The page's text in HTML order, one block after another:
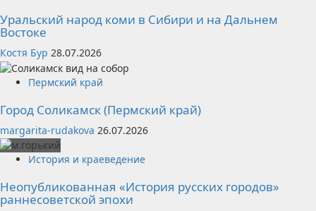
Уральский народ коми в Сибири и на Дальнем
Востоке
Костя Бур 28.07.2026
Пермский край
Город Соликамск (Пермский край)
margarita-rudakova 26.07.2026
История и краеведение
Неопубликованная «История русских городов»
раннесоветской эпохи